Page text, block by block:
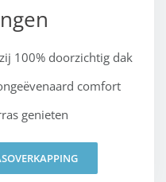
100% doorzichtig dak
comfort
genieten